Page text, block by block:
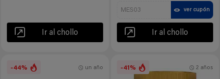
Ir al chollo
MES03 ver cupón
Ir al chollo
-44% un año -41% 2 años